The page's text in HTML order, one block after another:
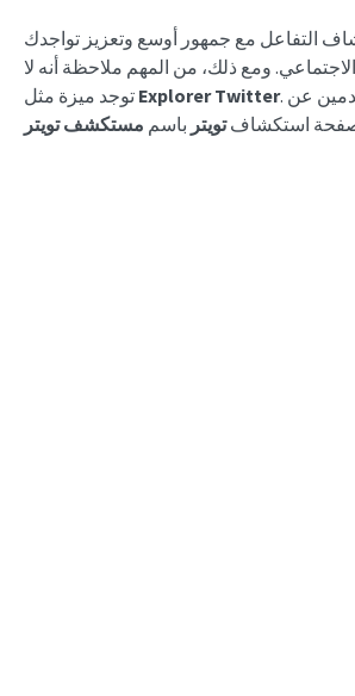
التفاعل مع جمهور أوسع وتعزيز تواجدك
ومع ذلك، من المهم ملاحظة أنه لا
توجد ميزة مثل Explorer Twitter. يشير بعض المستخدمين عن
صفحة استكشافتويتر باسم مستكشف تويتر